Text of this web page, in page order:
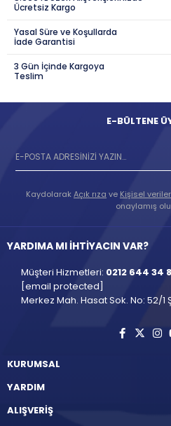
Ücretsiz Kargo
Yasal Süre ve Koşullarda
İade Garantisi
3 Gün İçinde Kargoya
Teslim
E-BÜLTENE
KaydolarakAçık rıza ve Kişisel
onaylamış
YARDIMA MI İHTİYACIN VAR?
Müşteri Hizmetleri: 0212 644 34
[email protected]
Merkez Mah. Hasat Sok. No: 52/1
KURUMSAL
YARDIM
ALIŞVERİŞ